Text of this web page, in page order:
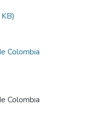
Colombia
Colombia